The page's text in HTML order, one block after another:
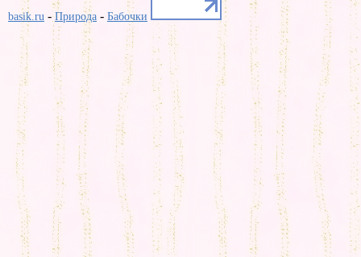
basik.ru -Природа - Бабочки